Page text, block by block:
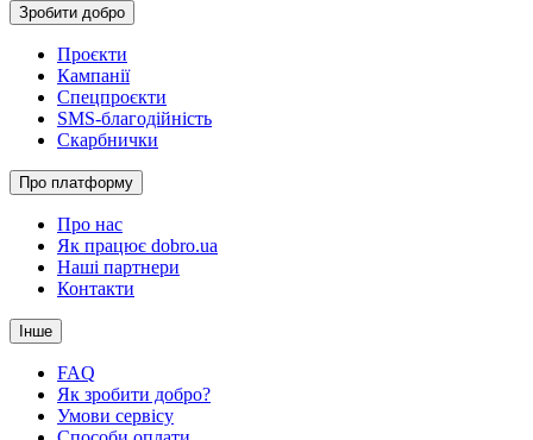
Зробити добро
Проєкти
Кампанії
Спецпроєкти
SMS-благодійність
Скарбнички
Про платформу
Про нас
Як працює dobro.ua
Наші партнери
Контакти
Інше
FAQ
Як зробити добро?
Умови сервісу